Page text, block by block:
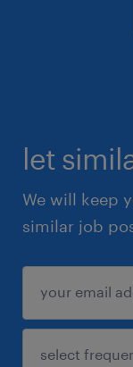
let
We will keep
similar job